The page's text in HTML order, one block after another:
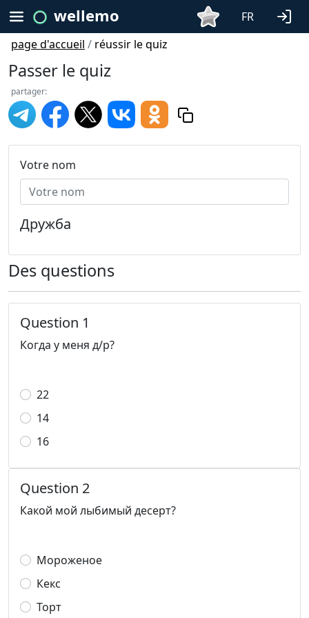
wellemo
FR
page d'accueil / réussir le quiz
Passer le quiz
partager:
Votre nom
Дружба
Des questions
Question 1
Когда у меня д/р?
22
14
16
Question 2
Какой мой лыбимый десерт?
Мороженое
Кекс
Торт